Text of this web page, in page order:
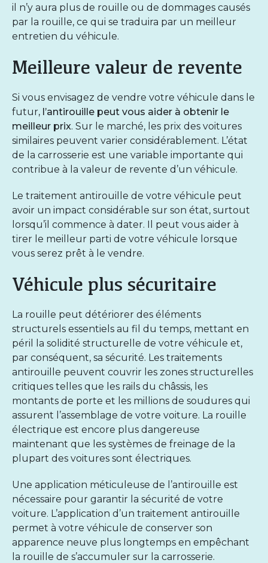
il n’y aura plus de rouille ou de dommages causés
par la rouille, ce qui se traduira par un meilleur
entretien du véhicule.
Meilleure valeur de revente
Si vous envisagez de vendre votre véhicule dans le
futur, l’antirouille peut vous aider à obtenir le
meilleur prix. Sur le marché, les prix des voitures
similaires peuvent varier considérablement. L’état
de la carrosserie est une variable importante qui
contribue à la valeur de revente d’un véhicule.
Le traitement antirouille de votre véhicule peut
avoir un impact considérable sur son état, surtout
lorsqu’il commence à dater. Il peut vous aider à
tirer le meilleur parti de votre véhicule lorsque
vous serez prêt à le vendre.
Véhicule plus sécuritaire
La rouille peut détériorer des éléments
structurels essentiels au fil du temps, mettant en
péril la solidité structurelle de votre véhicule et,
par conséquent, sa sécurité. Les traitements
antirouille peuvent couvrir les zones structurelles
critiques telles que les rails du châssis, les
montants de porte et les millions de soudures qui
assurent l’assemblage de votre voiture. La rouille
électrique est encore plus dangereuse
maintenant que les systèmes de freinage de la
plupart des voitures sont électriques.
Une application méticuleuse de l’antirouille est
nécessaire pour garantir la sécurité de votre
voiture. L’application d’un traitement antirouille
permet à votre véhicule de conserver son
apparence neuve plus longtemps en empêchant
la rouille de s’accumuler sur la carrosserie.